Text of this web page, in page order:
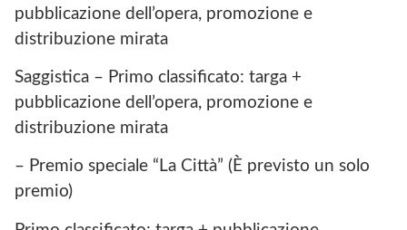
pubblicazione dell’opera, promozione e
distribuzione mirata
Saggistica – Primo classificato: targa +
pubblicazione dell’opera, promozione e
distribuzione mirata
– Premio speciale “La Città” (È previsto un solo
premio)